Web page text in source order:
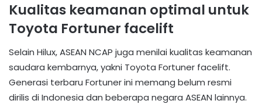
Kualitas keamanan optimal untuk
Toyota Fortuner facelift
Selain Hilux, ASEAN NCAP juga menilai kualitas keamanan
saudara kembarnya, yakni Toyota Fortuner facelift.
Generasi terbaru Fortuner ini memang belum resmi
dirilis di Indonesia dan beberapa negara ASEAN lainnya.